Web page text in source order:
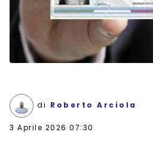
di Roberto Arciola
3 Aprile 2026 07:30